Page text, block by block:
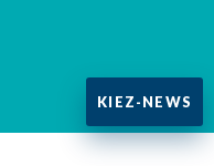
KIEZ-NEWS